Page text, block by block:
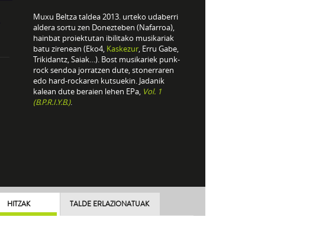
Muxu Beltza taldea 2013. urteko udaberri
aldera sortu zen Donezteben (Nafarroa),
hainbat proiektutan ibilitako musikariak
batu zirenean (Eko4, Kaskezur, Erru Gabe,
Trikidantz, Saiak…). Bost musikariek punk-
rock sendoa jorratzen dute, stonerraren
edo hard-rockaren kutsuekin. Jadanik
kalean dute beraien lehen EPa, Vol. 1
(B.P.R.I.Y.B.).
HITZAK TALDE ERLAZIONATUAK